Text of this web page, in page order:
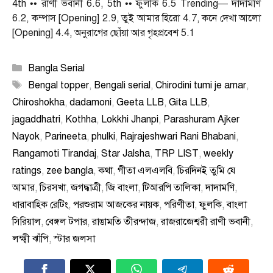
4th •• রাণী ভবানী 6.6, 5th •• ফুলকি 6.5 Trending— দাদামণি
6.2, কম্পাস [Opening] 2.9, তুই আমার হিরো 4.7, কনে দেখা আলো
[Opening] 4.4, অনুরাগের ছোঁয়া আর গৃহপ্রবেশ 5.1
Categories
Bangla Serial
Tags
Bengal topper, Bengali serial, Chirodini tumi je amar,
Chiroshokha, dadamoni, Geeta LLB, Gita LLB,
jagaddhatri, Kothha, Lokkhi Jhanpi, Parashuram Ajker
Nayok, Parineeta, phulki, Rajrajeshwari Rani Bhabani,
Rangamoti Tirandaj, Star Jalsha, TRP LIST, weekly
ratings, zee bangla,কথা, গীতা এলএলবি,চিরদিনই তুমি যে
আমার,চিরসখা,জগদ্ধাত্রী,জি বাংলা,টিআরপি তালিকা,দাদামণি,
ধারাবাহিক রেটিং, পরশুরাম আজকের নায়ক, পরিণীতা,ফুলকি,বাংলা
সিরিয়াল, বেঙ্গল টপার,রাঙামতি তীরন্দাজ,রাজরাজেশ্বরী রাণী ভবানী,
লক্ষ্মী ঝাঁপি,স্টার জলসা